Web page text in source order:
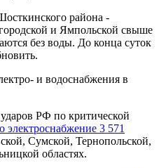
района -
и Ямпольской свыше
без воды. До конца суток
и водоснабжения в
РФ по критической
электроснабжение 3 571
Сумской, Тернопольской,
областях.